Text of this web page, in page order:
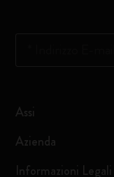
Assi
Azienda
Informazioni Legali